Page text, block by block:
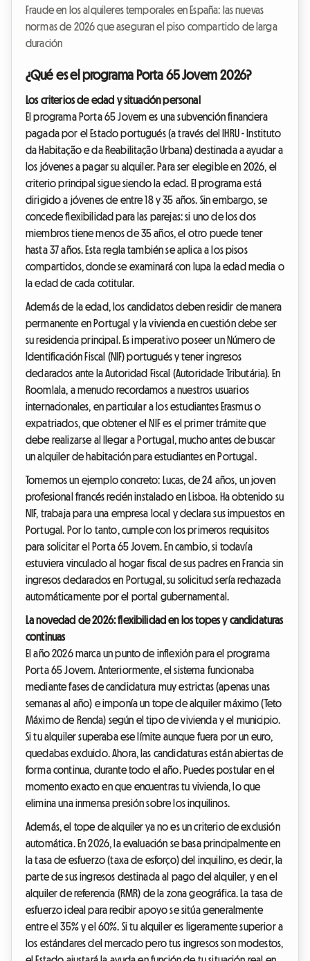
Fraude en los alquileres temporales en España: las nuevas
normas de 2026 que aseguran el piso compartido de larga
duración
¿Qué es el programa Porta 65 Jovem 2026?
Los criterios de edad y situación personal
El programa Porta 65 Jovem es una subvención financiera
pagada por el Estado portugués (a través del IHRU - Instituto
da Habitação e da Reabilitação Urbana) destinada a ayudar a
los jóvenes a pagar su alquiler. Para ser elegible en 2026, el
criterio principal sigue siendo la edad. El programa está
dirigido a jóvenes de entre 18 y 35 años. Sin embargo, se
concede flexibilidad para las parejas: si uno de los dos
miembros tiene menos de 35 años, el otro puede tener
hasta 37 años. Esta regla también se aplica a los pisos
compartidos, donde se examinará con lupa la edad media o
la edad de cada cotitular.
Además de la edad, los candidatos deben residir de manera
permanente en Portugal y la vivienda en cuestión debe ser
su residencia principal. Es imperativo poseer un Número de
Identificación Fiscal (NIF) portugués y tener ingresos
declarados ante la Autoridad Fiscal (Autoridade Tributária). En
Roomlala, a menudo recordamos a nuestros usuarios
internacionales, en particular a los estudiantes Erasmus o
expatriados, que obtener el NIF es el primer trámite que
debe realizarse al llegar a Portugal, mucho antes de buscar
un alquiler de habitación para estudiantes en Portugal.
Tomemos un ejemplo concreto: Lucas, de 24 años, un joven
profesional francés recién instalado en Lisboa. Ha obtenido su
NIF, trabaja para una empresa local y declara sus impuestos en
Portugal. Por lo tanto, cumple con los primeros requisitos
para solicitar el Porta 65 Jovem. En cambio, si todavía
estuviera vinculado al hogar fiscal de sus padres en Francia sin
ingresos declarados en Portugal, su solicitud sería rechazada
automáticamente por el portal gubernamental.
La novedad de 2026: flexibilidad en los topes y candidaturas
continuas
El año 2026 marca un punto de inflexión para el programa
Porta 65 Jovem. Anteriormente, el sistema funcionaba
mediante fases de candidatura muy estrictas (apenas unas
semanas al año) e imponía un tope de alquiler máximo (Teto
Máximo de Renda) según el tipo de vivienda y el municipio.
Si tu alquiler superaba ese límite aunque fuera por un euro,
quedabas excluido. Ahora, las candidaturas están abiertas de
forma continua, durante todo el año. Puedes postular en el
momento exacto en que encuentras tu vivienda, lo que
elimina una inmensa presión sobre los inquilinos.
Además, el tope de alquiler ya no es un criterio de exclusión
automática. En 2026, la evaluación se basa principalmente en
la tasa de esfuerzo (taxa de esforço) del inquilino, es decir, la
parte de sus ingresos destinada al pago del alquiler, y en el
alquiler de referencia (RMR) de la zona geográfica. La tasa de
esfuerzo ideal para recibir apoyo se sitúa generalmente
entre el 35% y el 60%. Si tu alquiler es ligeramente superior a
los estándares del mercado pero tus ingresos son modestos,